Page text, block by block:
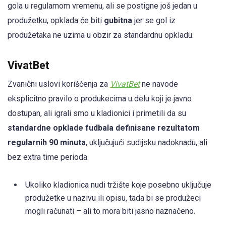
gola u regularnom vremenu, ali se postigne još jedan u
produžetku, opklada će biti gubitna jer se gol iz
produžetaka ne uzima u obzir za standardnu opkladu.
VivatBet
Zvanični uslovi korišćenja za VivatBetne navode
eksplicitno pravilo o produkecima u delu koji je javno
dostupan, ali igrali smo u kladionici i primetili da su
standardne opklade fudbala definisane rezultatom
regularnih 90 minuta, uključujući sudijsku nadoknadu, ali
bez extra time perioda.
Ukoliko kladionica nudi tržište koje posebno uključuje
produžetke u nazivu ili opisu, tada bi se produžeci
mogli računati – ali to mora biti jasno naznačeno.